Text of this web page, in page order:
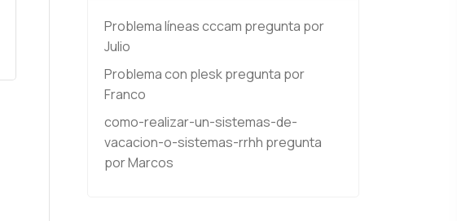
Problema líneas cccam pregunta por
Julio
Problema con pleskpregunta por
Franco
como-realizar-un-sistemas-de-
vacacion-o-sistemas-rrhh pregunta
por Marcos